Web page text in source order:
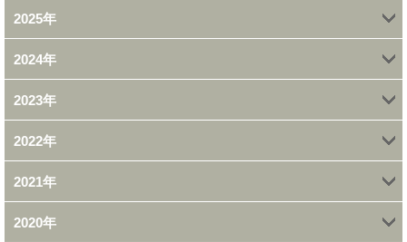
4月 (1)
2月 (2)
1月 (2)
2025年
12月 (1)
11月 (1)
10月 (2)
7月 (1)
2024年
11月 (1)
10月 (1)
8月 (1)
7月 (1)
2023年
9月 (1)
7月 (1)
6月 (1)
2022年
11月 (1)
10月 (2)
2021年
12月 (1)
2020年